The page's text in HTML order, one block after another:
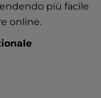
più facile
online.